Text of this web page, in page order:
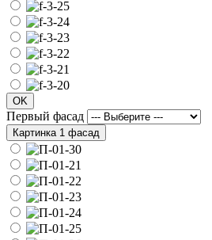
OK
Первый фасад
Картинка 1 фасад